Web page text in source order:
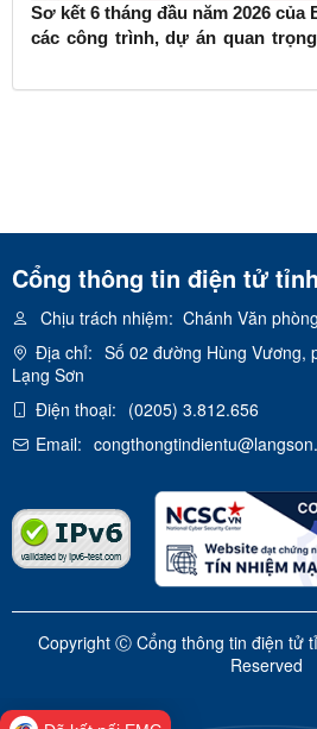
Sơ kết 6 tháng đầu năm 2026 của
các công trình, dự án quan
Cổng thông tin điện tử
Chịu trách nhiệm: Chánh Văn
Địa chỉ: Số 02 đường Hùng Vương,
Lạng Sơn
Điện thoại: (0205) 3.812.656
Email:
Copyright Ⓒ Cổng thông tin điện tử
Reserved